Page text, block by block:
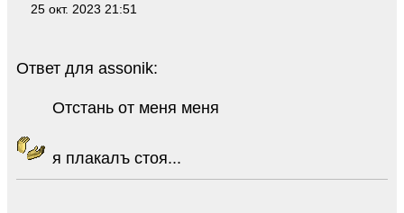
25 окт. 2023 21:51
Ответ для assonik:
Отстань от меня меня
я плакалъ стоя...